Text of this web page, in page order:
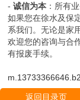
-诚信为本 ：所有
如果您在徐水及保
系我们。无论是家
欢迎您的咨询与合
有报废手续。
返回目录页